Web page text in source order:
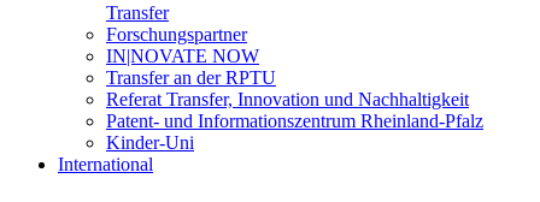
Transfer
Forschungspartner
IN|NOVATE NOW
Transfer an der RPTU
Referat Transfer, Innovation und Nachhaltigkeit
Patent- und Informationszentrum Rheinland-Pfalz
Kinder-Uni
International